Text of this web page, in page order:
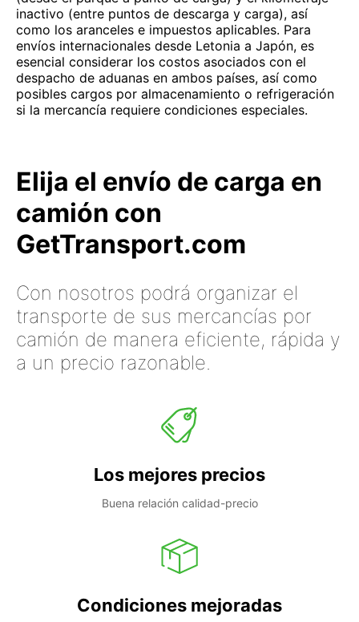
inactivo (entre puntos de descarga y carga), así
como los aranceles e impuestos aplicables. Para
envíos internacionales desde Letonia a Japón, es
esencial considerar los costos asociados con el
despacho de aduanas en ambos países, así como
posibles cargos por almacenamiento o refrigeración
si la mercancía requiere condiciones especiales.
Elija el envío de carga en
camión con
GetTransport.com
Con nosotros podrá organizar el
transporte de sus mercancías por
camión de manera eficiente, rápida y
a un precio razonable.
Los mejores precios
Buena relación calidad-precio
Condiciones mejoradas